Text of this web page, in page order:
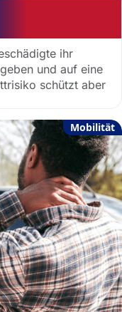
ihr
und auf eine
schützt aber
Mobilität